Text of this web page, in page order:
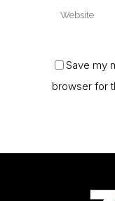
Save my
browser for